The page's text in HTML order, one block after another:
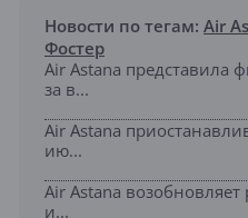
Новости по тегам: Air
Фостер
Air Astana представила
за в...
Air Astana
ию...
Air Astana
и...